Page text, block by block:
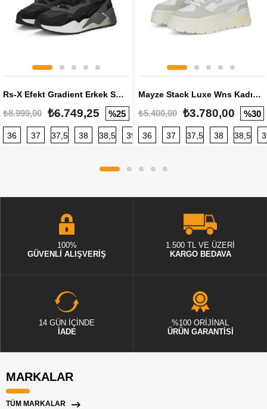
Rs-X Efekt Gradient Erkek Sneaker
₺8.999,00 ₺6.749,25 %25
36 37 37,5 38 38,5 39 40 40,5 41 42 42,5
Mayze Stack Luxe Wns Kadın Sneaker
₺5.400,00 ₺3.780,00 %30
36 37 37,5 38 38,5
100%
GÜVENLİ ALIŞVERİŞ
1.500 TL VE ÜZERİ
KARGO BEDAVA
14 GÜN İÇİNDE
İADE
%100 ORİJİNAL
ÜRÜN GARANTİSİ
MARKALAR
TÜM MARKALAR